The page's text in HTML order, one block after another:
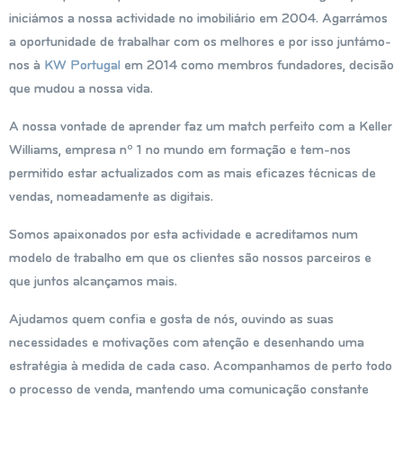
iniciámos a nossa actividade no imobiliário em 2004. Agarrámos
a oportunidade de trabalhar com os melhores e por isso juntámo-
nos à KW Portugal em 2014 como membros fundadores, decisão
que mudou a nossa vida.
A nossa vontade de aprender faz um match perfeito com a Keller
Williams, empresa nº 1 no mundo em formação e tem-nos
permitido estar actualizados com as mais eficazes técnicas de
vendas, nomeadamente as digitais.
Somos apaixonados por esta actividade e acreditamos num
modelo de trabalho em que os clientes são nossos parceiros e
que juntos alcançamos mais.
Ajudamos quem confia e gosta de nós, ouvindo as suas
necessidades e motivações com atenção e desenhando uma
estratégia à medida de cada caso. Acompanhamos de perto todo
o processo de venda, mantendo uma comunicação constante